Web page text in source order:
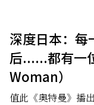
深度日本：
后......都有
Woman）
值此《奥特曼》播